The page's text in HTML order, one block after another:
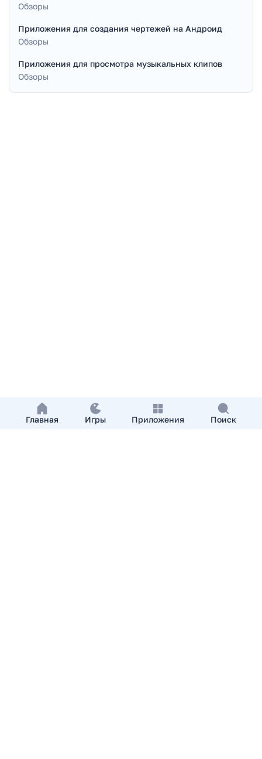
Главная Игры Приложения Поиск
Обзоры
Приложения для создания чертежей на Андроид
Обзоры
Приложения для просмотра музыкальных клипов
Обзоры